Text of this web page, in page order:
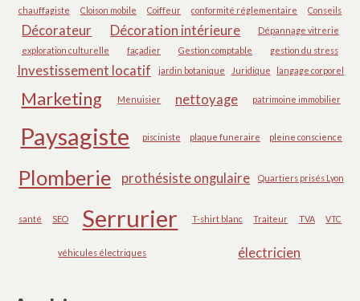
chauffagiste
Cloison mobile Coiffeur conformité réglementaire Conseils
Décorateur Décoration intérieure
Dépannage vitrerie
exploration culturelle
façadier Gestion comptable gestion du stress
Investissement locatif jardin botanique Juridique langage corporel
Marketing Menuisier nettoyage patrimoine immobilier
Paysagiste pisciniste plaque funeraire pleine conscience
Plomberie prothésiste ongulaire Quartiers prisés Lyon
santé SEO Serrurier T-shirt blanc Traiteur TVA VTC
véhicules électriques électricien